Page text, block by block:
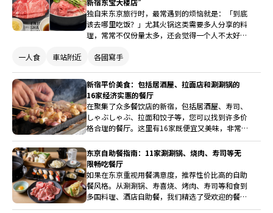
新宿东宝大楼店”
独自来东京旅行时，最常遇到的烦恼就是：「到底
该去哪里吃饭？」尤其火锅这类需要多人分享的料
理，常常不仅份量太多，还会觉得一个人不太好意
食旅人，那么位于新宿东宝大厦内的“一人涮涮锅
身打造的美味驿站。这是一家专为“一个人用餐”
设计的涮涮锅专门店，从座位布局、点餐方式，到
肉品现切都以个人为中心，让你能放下行李、一个
人也吃得轻松又饱足。
一人食 車站附近 各國寫手
新宿平价美食：包括居酒屋、拉面店和涮涮锅的
16家经济实惠的餐厅
在聚集了众多餐饮店的新宿，包括居酒屋、寿司、
しゃぶしゃぶ、拉面和饺子等，您可以找到许多价
格合理的餐厅。这里有16家既便宜又美味，非常
适合午餐和晚餐的推荐餐厅。
东京自助餐指南：11家涮涮锅、烧肉、寿司等无
限畅吃餐厅
如果在东京重视用餐满意度，推荐性价比高的自助
餐风格。从涮涮锅、寿喜烧、烤肉、寿司等和食到
多国料理、酒店自助餐，我们精选了受欢迎的餐
厅。您可以尽情享受多样化的美味。